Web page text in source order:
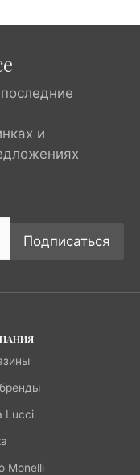
и
Подписаться
Lucci
Monelli